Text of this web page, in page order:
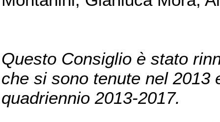
Questo Consiglio è stato
che si sono tenute nel 2013
quadriennio 2013-2017.